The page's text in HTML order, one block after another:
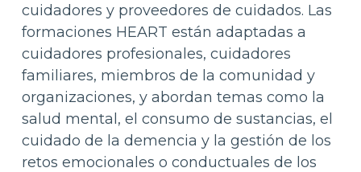
cuidadores y proveedores de cuidados. Las
formaciones HEART están adaptadas a
cuidadores profesionales, cuidadores
familiares, miembros de la comunidad y
organizaciones, y abordan temas como la
salud mental, el consumo de sustancias, el
cuidado de la demencia y la gestión de los
retos emocionales o conductuales de los